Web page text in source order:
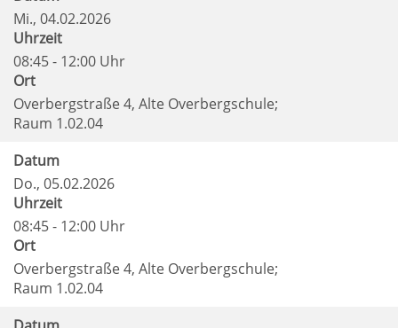
Mi., 04.02.2026
Uhrzeit
08:45 - 12:00 Uhr
Ort
Overbergstraße 4, Alte Overbergschule;
Raum 1.02.04
Datum
Do., 05.02.2026
Uhrzeit
08:45 - 12:00 Uhr
Ort
Overbergstraße 4, Alte Overbergschule;
Raum 1.02.04